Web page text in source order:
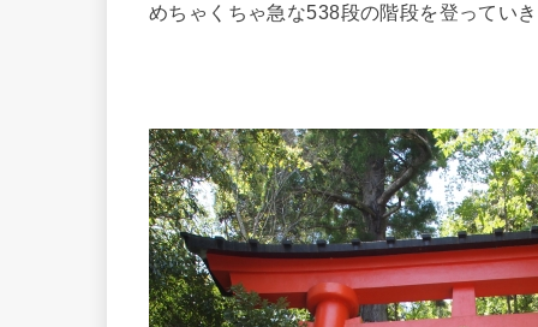
めちゃくちゃ急な538段の階段を登ってい